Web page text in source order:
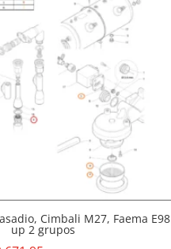
Cimbali M27, Faema E98
up 2 grupos